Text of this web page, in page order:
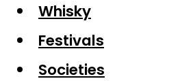
Whisky
Festivals
Societies